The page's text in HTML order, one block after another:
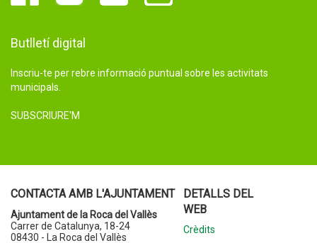
Butlletí digital
Inscriu-te per rebre informació puntual sobre les activitats
municipals.
SUBSCRIURE'M
CONTACTA AMB L'AJUNTAMENT
Ajuntament de la Roca del Vallès
Carrer de Catalunya, 18-24
08430 - La Roca del Vallès
DETALLS DEL
WEB
Crèdits